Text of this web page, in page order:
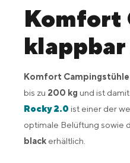
Komfort
Komfort
bis zu 200 kg und ist
Rocky 2.0 ist einer der
optimale Belüftung sowie
black erhältlich.